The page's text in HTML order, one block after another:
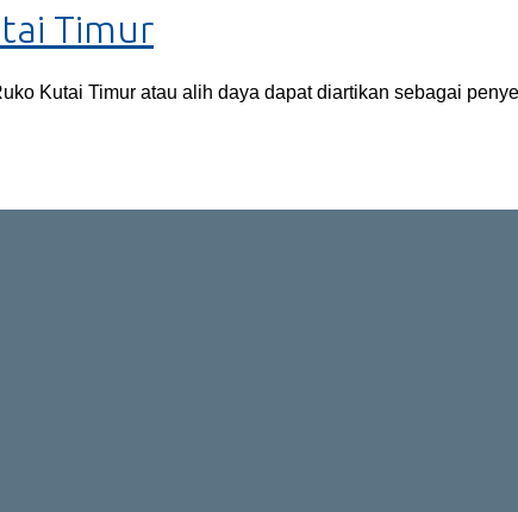
Timur
Kutai Timur atau alih daya dapat diartikan sebagai